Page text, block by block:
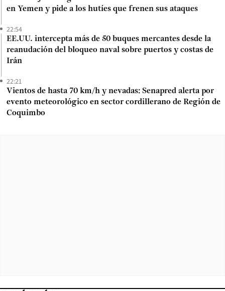
en Yemen y pide a los hutíes que frenen sus ataques
22:54
EE.UU. intercepta más de 50 buques mercantes desde la
reanudación del bloqueo naval sobre puertos y costas de
Irán
22:21
Vientos de hasta 70 km/h y nevadas: Senapred alerta por
evento meteorológico en sector cordillerano de Región de
Coquimbo